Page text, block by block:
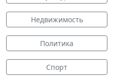
Недвижимость
Политика
Спорт